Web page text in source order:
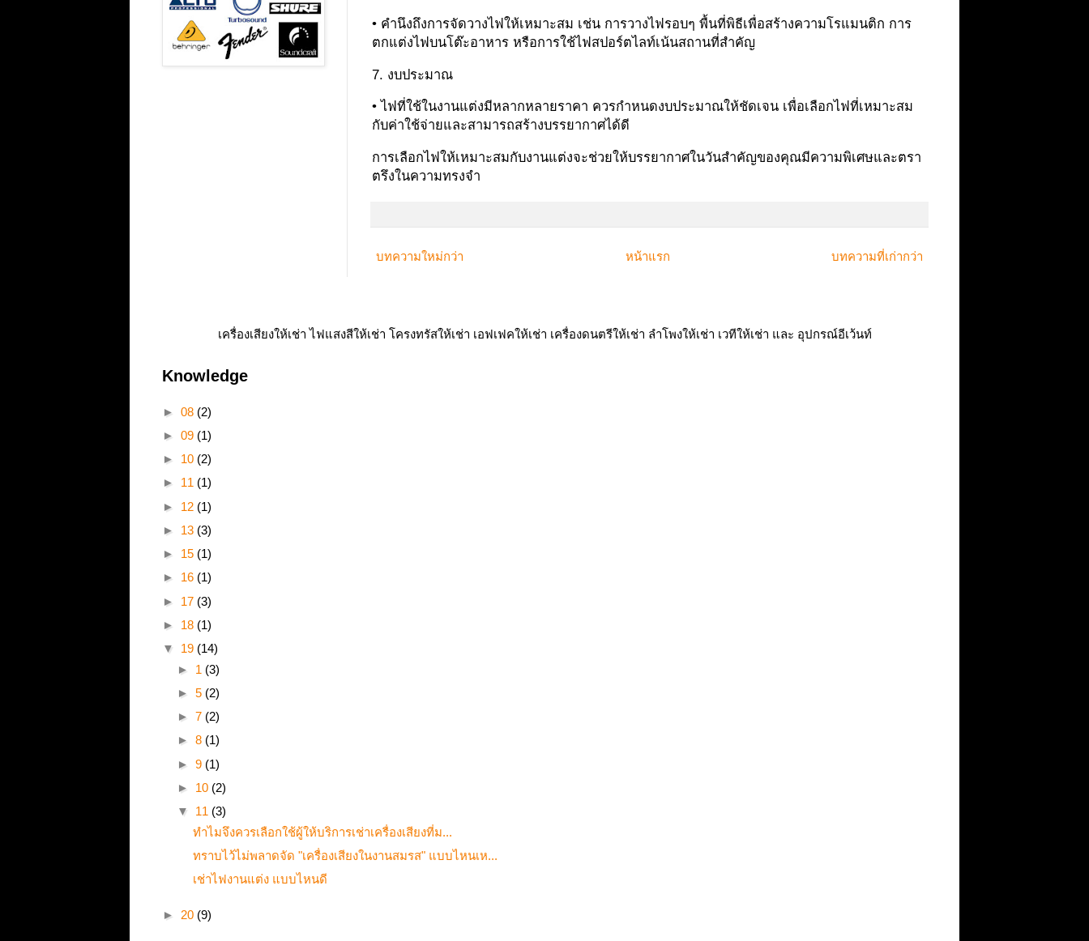
• คำนึงถึงการจัดวางไฟให้เหมาะสม เช่น การวางไฟรอบๆ พื้นที่พิธีเพื่อสร้างความโรแมนติก การ
ตกแต่งไฟบนโต๊ะอาหาร หรือการใช้ไฟสปอร์ตไลท์เน้นสถานที่สำคัญ
7. งบประมาณ
• ไฟที่ใช้ในงานแต่งมีหลากหลายราคา ควรกำหนดงบประมาณให้ชัดเจน เพื่อเลือกไฟที่เหมาะสม
กับค่าใช้จ่ายและสามารถสร้างบรรยากาศได้ดี
การเลือกไฟให้เหมาะสมกับงานแต่งจะช่วยให้บรรยากาศในวันสำคัญของคุณมีความพิเศษและตรา
ตรึงในความทรงจำ
บทความใหม่กว่า บทความที่เก่ากว่า
หน้าแรก
เครื่องเสียงให้เช่า ไฟแสงสีให้เช่า โครงทรัสให้เช่า เอฟเฟคให้เช่า เครื่องดนตรีให้เช่า ลำโพงให้เช่า เวทีให้เช่า และ อุปกรณ์อีเว้นท์
Knowledge
► 08 (2)
► 09 (1)
► 10 (2)
► 11 (1)
► 12 (1)
► 13 (3)
► 15 (1)
► 16 (1)
► 17 (3)
► 18 (1)
▼ 19 (14)
► 1 (3)
► 5 (2)
► 7 (2)
► 8 (1)
► 9 (1)
► 10 (2)
▼ 11 (3)
ทำไมจึงควรเลือกใช้ผู้ให้บริการเช่าเครื่องเสียงที่ม...
ทราบไว้ไม่พลาดจัด "เครื่องเสียงในงานสมรส" แบบไหนเห...
เช่าไฟงานแต่ง แบบไหนดี
► 20 (9)